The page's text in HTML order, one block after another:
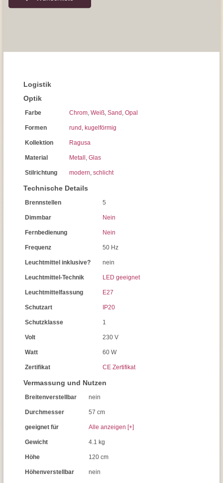
Logistik
Optik
Farbe Chrom, Weiß, Sand , Opal
Formen rund , kugelförmig
Kollektion Ragusa
Material Metall , Glas
Stilrichtung modern, schlicht
Technische Details
Brennstellen 5
Dimmbar Nein
Fernbedienung Nein
Frequenz 50 Hz
Leuchtmittel inklusive? nein
Leuchtmittel-Technik LED geeignet
Leuchtmittelfassung E27
Schutzart IP20
Schutzklasse 1
Volt 230 V
Watt 60 W
Zertifikat CE Zertifikat
Vermassung und Nutzen
Breitenverstellbar nein
Durchmesser 57 cm
geeignet für Alle anzeigen [+]
Gewicht 4.1 kg
Höhe 120 cm
Höhenverstellbar nein